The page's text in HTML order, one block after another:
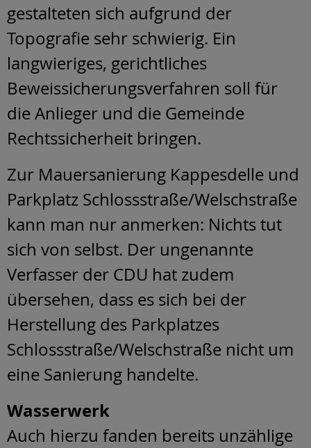
gestalteten sich aufgrund der
Topografie sehr schwierig. Ein
langwieriges, gerichtliches
Beweissicherungsverfahren soll für
die Anlieger und die Gemeinde
Rechtssicherheit bringen.
Zur Mauersanierung Kappesdelle und
Parkplatz Schlossstraße/Welschstraße
kann man nur anmerken: Nichts tut
sich von selbst. Der ungenannte
Verfasser der CDU hat zudem
übersehen, dass es sich bei der
Herstellung des Parkplatzes
Schlossstraße/Welschstraße nicht um
eine Sanierung handelte.
Wasserwerk
Auch hierzu fanden bereits unzählige